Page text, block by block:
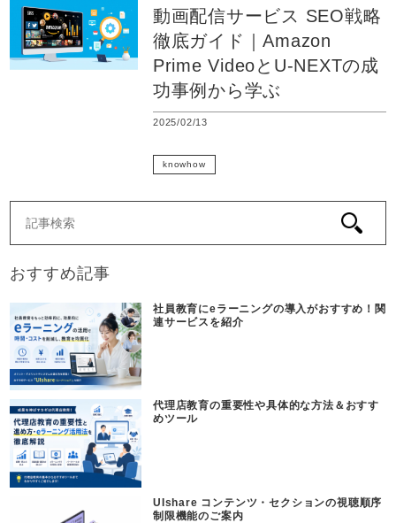
動画配信サービス SEO戦略
徹底ガイド｜Amazon
Prime VideoとU-NEXTの成
功事例から学ぶ
2025/02/13
knowhow
おすすめ記事
社員教育にeラーニングの導入がおすすめ！関
連サービスを紹介
代理店教育の重要性や具体的な方法＆おすす
めツール
UIshare コンテンツ・セクションの視聴順序
制限機能のご案内